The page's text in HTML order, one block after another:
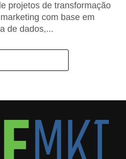
projetos de transformação
com base em
de dados,...